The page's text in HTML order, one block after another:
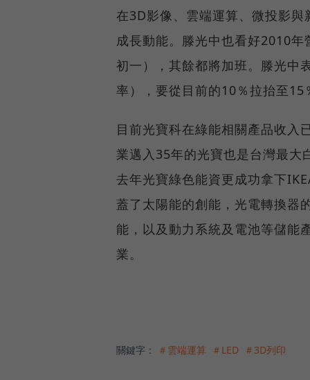
在3D影像、雲端運算、微投影
成長動能。滕光中也看好2010
初一），其餘都將加班。滕光中
率），要從目前的10％拉抬至15
目前光寶科在綠能相關產品收入
業邁入35年的光寶也是台灣最大
去年光寶綠色能資更成功拿下
蓋了太陽能的創能，光電轉換器
能，以及動力系統及電池等儲能
業。
關鍵字： ＃雲端運算 ＃LED ＃3D列印